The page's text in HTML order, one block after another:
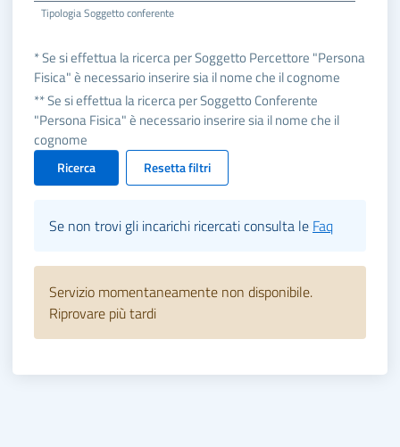
Tipologia Soggetto conferente
* Se si effettua la ricerca per Soggetto Percettore "Persona
Fisica" è necessario inserire sia il nome che il cognome
** Se si effettua la ricerca per Soggetto Conferente
"Persona Fisica" è necessario inserire sia il nome che il
cognome
Ricerca Resetta filtri
Se non trovi gli incarichi ricercati consulta le Faq
Servizio momentaneamente non disponibile.
Riprovare più tardi